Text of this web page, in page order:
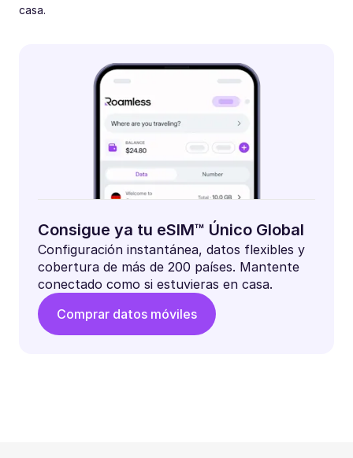
casa.
Consigue ya tu eSIM™ Único Global
Configuración instantánea, datos flexibles y
cobertura de más de 200 países. Mantente
conectado como si estuvieras en casa.
Comprar datos móviles